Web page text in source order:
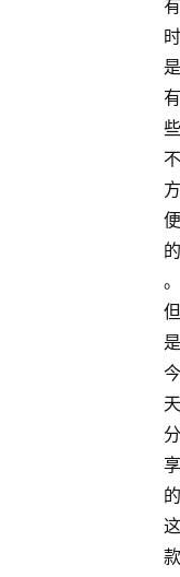
有
时
是
有
些
不
方
便
的
。
但
是
今
天
分
享
的
这
款